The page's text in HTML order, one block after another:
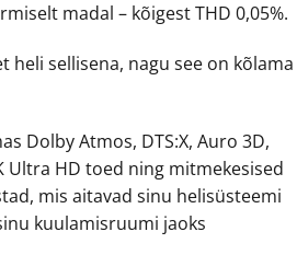
madal – kõigest THD 0,05%.
heli sellisena, nagu see on kõlama
Dolby Atmos, DTS:X, Auro 3D,
Ultra HD toed ning mitmekesised
mis aitavad sinu helisüsteemi
kuulamisruumi jaoks